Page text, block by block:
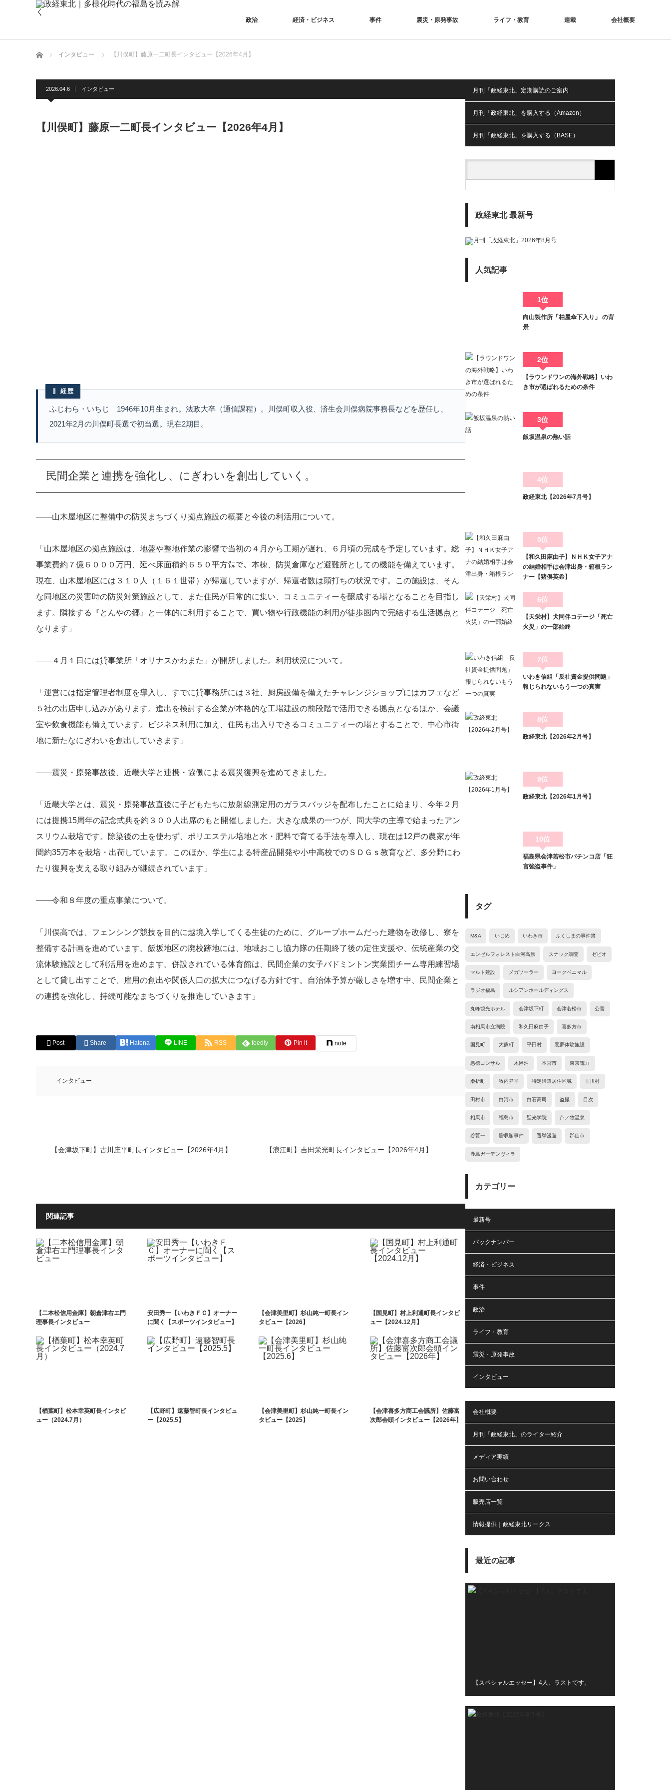
政治 経済・ビジネス 事件 震災・原発事故 ライフ・教育 連載 会社概要
ホーム インタビュー 【川俣町】藤原一二町長インタビュー【2026年4月】
2026.04.6 インタビュー
【川俣町】藤原一二町長インタビュー【2026年4月】
経歴
ふじわら・いちじ 1946年10月生まれ。法政大卒（通信課程）。川俣町収入役、済生会川俣病院事務長などを歴任し、
2021年2月の川俣町長選で初当選。現在2期目。
民間企業と連携を強化し、にぎわいを創出していく。
――山木屋地区に整備中の防災まちづくり拠点施設の概要と今後の利活用について。
「山木屋地区の拠点施設は、地盤や整地作業の影響で当初の４月から工期が遅れ、６月頃の完成を予定しています。総
事業費約７億６０００万円、延べ床面積約６５０平方㍍で、本棟、防災倉庫など避難所としての機能を備えています。
現在、山木屋地区には３１０人（１６１世帯）が帰還していますが、帰還者数は頭打ちの状況です。この施設は、そん
な同地区の災害時の防災対策施設として、また住民が日常的に集い、コミュニティーを醸成する場となることを目指し
ます。隣接する『とんやの郷』と一体的に利用することで、買い物や行政機能の利用が徒歩圏内で完結する生活拠点と
なります」
――４月１日には貸事業所「オリナスかわまた」が開所しました。利用状況について。
「運営には指定管理者制度を導入し、すでに貸事務所には３社、厨房設備を備えたチャレンジショップにはカフェなど
５社の出店申し込みがあります。進出を検討する企業が本格的な工場建設の前段階で活用できる拠点となるほか、会議
室や飲食機能も備えています。ビジネス利用に加え、住民も出入りできるコミュニティーの場とすることで、中心市街
地に新たなにぎわいを創出していきます」
――震災・原発事故後、近畿大学と連携・協働による震災復興を進めてきました。
「近畿大学とは、震災・原発事故直後に子どもたちに放射線測定用のガラスバッジを配布したことに始まり、今年２月
には提携15周年の記念式典を約３００人出席のもと開催しました。大きな成果の一つが、同大学の主導で始まったアン
スリウム栽培です。除染後の土を使わず、ポリエステル培地と水・肥料で育てる手法を導入し、現在は12戸の農家が年
間約35万本を栽培・出荷しています。このほか、学生による特産品開発や小中高校でのＳＤＧｓ教育など、多分野にわ
たり復興を支える取り組みが継続されています」
――令和８年度の重点事業について。
「川俣高では、フェンシング競技を目的に越境入学してくる生徒のために、グループホームだった建物を改修し、寮を
整備する計画を進めています。飯坂地区の廃校跡地には、地域おこし協力隊の任期終了後の定住支援や、伝統産業の交
流体験施設として利活用を進めます。併設されている体育館は、民間企業の女子バドミントン実業団チーム専用練習場
として貸し出すことで、雇用の創出や関係人口の拡大につなげる方針です。自治体予算が厳しさを増す中、民間企業と
の連携を強化し、持続可能なまちづくりを推進していきます」
Post Share Hatena LINE RSS feedly Pin it note
インタビュー
【会津坂下町】古川庄平町長インタビュー【2026年4月】 【浪江町】吉田栄光町長インタビュー【2026年4月】
関連記事
【二本松信用金庫】朝倉津右エ門
理事長インタビュー
安田秀一【いわきＦＣ】オーナー
に聞く【スポーツインタビュー】
【会津美里町】杉山純一町長イン
タビュー【2026】
【国見町】村上利通町長インタビ
ュー【2024.12月】
【楢葉町】松本幸英町長インタビ
ュー（2024.7月）
【広野町】遠藤智町長インタビュ
ー【2025.5】
【会津美里町】杉山純一町長イン
タビュー【2025】
【会津喜多方商工会議所】佐藤富
次郎会頭インタビュー【2026年】
月刊「政経東北」定期購読のご案内
月刊「政経東北」を購入する（Amazon）
月刊「政経東北」を購入する（BASE）
政経東北 最新号
人気記事
1位
向山製作所「柏屋傘下入り」 の背
景
2位
【ラウンドワンの海外戦略】いわ
き市が選ばれるための条件
3位
飯坂温泉の熱い話
4位
政経東北【2026年7月号】
5位
【和久田麻由子】ＮＨＫ女子アナ
の結婚相手は会津出身・箱根ラン
ナー【猪俣英希】
6位
【天栄村】犬同伴コテージ「死亡
火災」の一部始終
7位
いわき信組「反社資金提供問題」
報じられないもう一つの真実
8位
政経東北【2026年2月号】
9位
政経東北【2026年1月号】
10位
福島県会津若松市パチンコ店「狂
言強盗事件」
タグ
M&A いじめ いわき市 ふくしまの事件簿
エンゼルフォレスト白河高原 スナック調査 ゼビオ
マルト建設 メガソーラー ヨークベニマル
ラジオ福島 ルシアンホールディングス
丸峰観光ホテル 会津坂下町 会津若松市 公害
南相馬市立病院 和久田麻由子 喜多方市
国見町 大熊町 平田村 悪夢体験施設
悪徳コンサル 木幡浩 本宮市 東京電力
桑折町 牧内昇平 特定帰還居住区域 玉川村
田村市 白河市 白石高司 盗撮 目次
相馬市 福島市 聖光学院 芦ノ牧温泉
谷賢一 贈収賄事件 選挙漫遊 郡山市
鹿島ガーデンヴィラ
カテゴリー
最新号
バックナンバー
経済・ビジネス
事件
政治
ライフ・教育
震災・原発事故
インタビュー
会社概要
月刊「政経東北」のライター紹介
メディア実績
お問い合わせ
販売店一覧
情報提供｜政経東北リークス
最近の記事
【スペシャルエッセー】4人、ラストです。